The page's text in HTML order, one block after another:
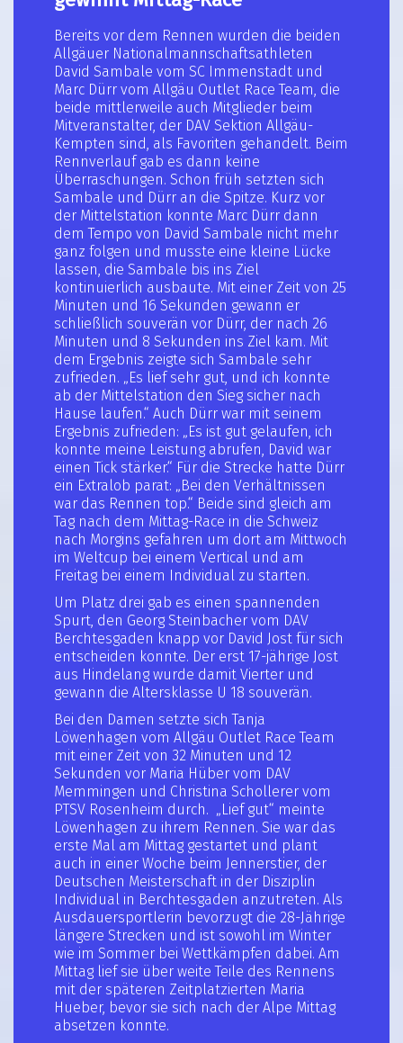
Bereits vor dem Rennen wurden die beiden
Allgäuer Nationalmannschaftsathleten
David Sambale vom SC Immenstadt und
Marc Dürr vom Allgäu Outlet Race Team, die
beide mittlerweile auch Mitglieder beim
Mitveranstalter, der DAV Sektion Allgäu-
Kempten sind, als Favoriten gehandelt. Beim
Rennverlauf gab es dann keine
Überraschungen. Schon früh setzten sich
Sambale und Dürr an die Spitze. Kurz vor
der Mittelstation konnte Marc Dürr dann
dem Tempo von David Sambale nicht mehr
ganz folgen und musste eine kleine Lücke
lassen, die Sambale bis ins Ziel
kontinuierlich ausbaute. Mit einer Zeit von 25
Minuten und 16 Sekunden gewann er
schließlich souverän vor Dürr, der nach 26
Minuten und 8 Sekunden ins Ziel kam. Mit
dem Ergebnis zeigte sich Sambale sehr
zufrieden. „Es lief sehr gut, und ich konnte
ab der Mittelstation den Sieg sicher nach
Hause laufen.“ Auch Dürr war mit seinem
Ergebnis zufrieden: „Es ist gut gelaufen, ich
konnte meine Leistung abrufen, David war
einen Tick stärker.“ Für die Strecke hatte Dürr
ein Extralob parat: „Bei den Verhältnissen
war das Rennen top.“ Beide sind gleich am
Tag nach dem Mittag-Race in die Schweiz
nach Morgins gefahren um dort am Mittwoch
im Weltcup bei einem Vertical und am
Freitag bei einem Individual zu starten.
Um Platz drei gab es einen spannenden
Spurt, den Georg Steinbacher vom DAV
Berchtesgaden knapp vor David Jost für sich
entscheiden konnte. Der erst 17-jährige Jost
aus Hindelang wurde damit Vierter und
gewann die Altersklasse U 18 souverän.
Bei den Damen setzte sich Tanja
Löwenhagen vom Allgäu Outlet Race Team
mit einer Zeit von 32 Minuten und 12
Sekunden vor Maria Hüber vom DAV
Memmingen und Christina Schollerer vom
PTSV Rosenheim durch. „Lief gut“ meinte
Löwenhagen zu ihrem Rennen. Sie war das
erste Mal am Mittag gestartet und plant
auch in einer Woche beim Jennerstier, der
Deutschen Meisterschaft in der Disziplin
Individual in Berchtesgaden anzutreten. Als
Ausdauersportlerin bevorzugt die 28-Jährige
längere Strecken und ist sowohl im Winter
wie im Sommer bei Wettkämpfen dabei. Am
Mittag lief sie über weite Teile des Rennens
mit der späteren Zeitplatzierten Maria
Hueber, bevor sie sich nach der Alpe Mittag
absetzen konnte.